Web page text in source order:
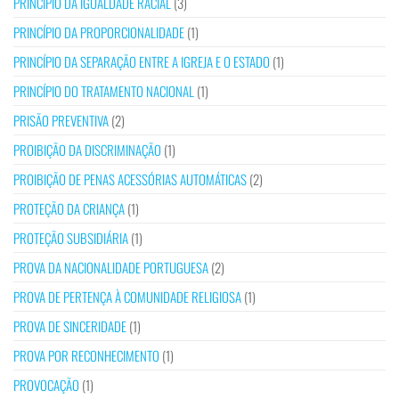
PRINCÍPIO DA PROPORCIONALIDADE(1)
PRINCÍPIO DA SEPARAÇÃO ENTRE A IGREJA E O ESTADO (1)
PRINCÍPIO DO TRATAMENTO NACIONAL (1)
PRISÃO PREVENTIVA(2)
PROIBIÇÃO DA DISCRIMINAÇÃO (1)
PROIBIÇÃO DE PENAS ACESSÓRIAS AUTOMÁTICAS(2)
PROTEÇÃO DA CRIANÇA(1)
PROTEÇÃO SUBSIDIÁRIA(1)
PROVA DA NACIONALIDADE PORTUGUESA(2)
PROVA DE PERTENÇA À COMUNIDADE RELIGIOSA(1)
PROVA DE SINCERIDADE(1)
PROVA POR RECONHECIMENTO (1)
PROVOCAÇÃO (1)